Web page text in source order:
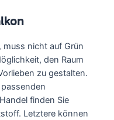
nicht auf Grün
den Raum
zu gestalten.
finden Sie
Letztere können